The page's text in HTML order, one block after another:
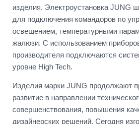
изделия. Электроустановка JUNG
для подключения командоров по
освещением, температурными
жалюзи. С использованием
производителя подключаются
уровне High Tech.
Изделия марки JUNG продолжают
развитие в направлении
совершенствования, повышения
дизайнерских решений. Сегодня